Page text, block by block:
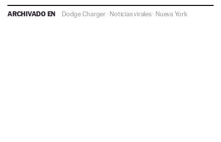
ARCHIVADO EN Dodge Charger ·Noticias virales· Nueva York